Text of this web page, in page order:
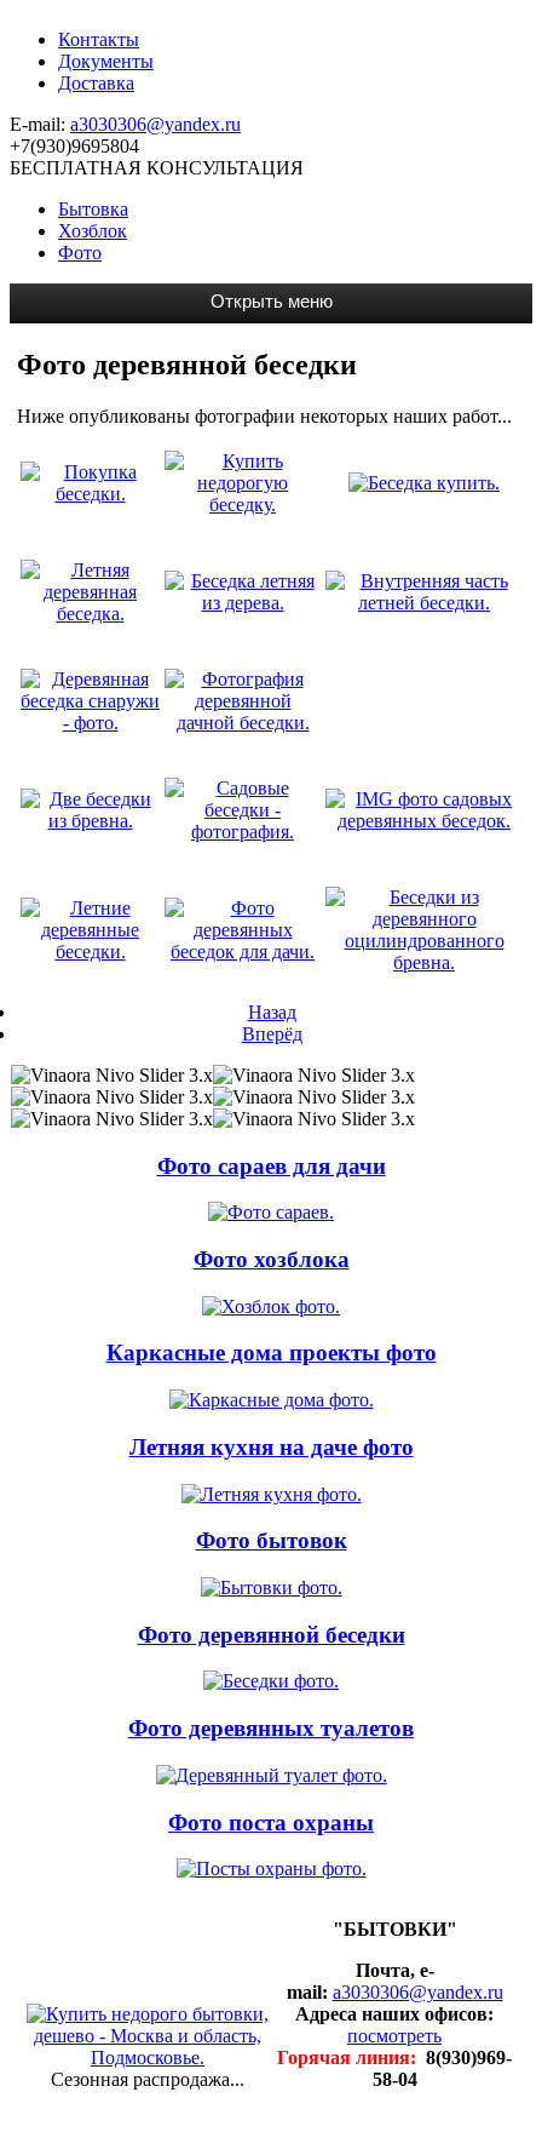
Контакты
Документы
Доставка
E-mail: a3030306@yandex.ru
+7(930)9695804
БЕСПЛАТНАЯ КОНСУЛЬТАЦИЯ
Бытовка
Хозблок
Фото
Фото деревянной беседки
Ниже опубликованы фотографии некоторых наших работ...
Назад
Вперёд
Фото сараев для дачи
Фото хозблока
Каркасные дома проекты фото
Летняя кухня на даче фото
Фото бытовок
Фото деревянной беседки
Фото деревянных туалетов
Фото поста охраны
Сезонная распродажа...
"БЫТОВКИ"
Почта, e-
mail: a3030306@yandex.ru
Адреса наших офисов:
посмотреть
Горячая линия: 8(930)969-
58-04